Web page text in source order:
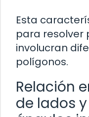
Esta
para resolver
involucran
polígonos.
Relación
de lados